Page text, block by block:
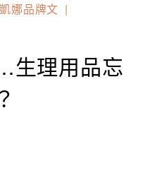
凱娜品牌文
生理用品忘